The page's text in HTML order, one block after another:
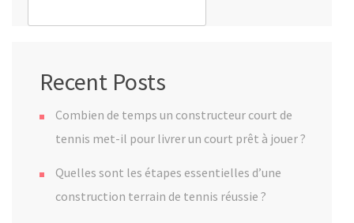
Recent Posts
Combien de temps un constructeur court de
tennis met-il pour livrer un court prêt à jouer ?
Quelles sont les étapes essentielles d’une
construction terrain de tennis réussie ?